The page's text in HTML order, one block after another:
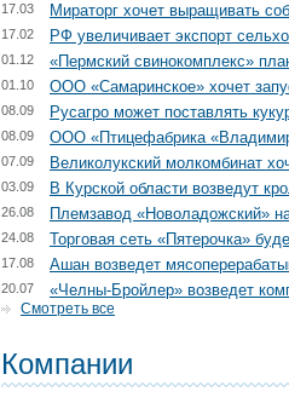
Мираторг хочет выращивать
17.03
РФ увеличивает экспорт
17.02
«Пермский свинокомплекс»
01.12
ООО «Самаринское» хочет
01.10
Русагро может поставлять
08.09
ООО «Птицефабрика
08.09
Великолукский молкомбинат
07.09
В Курской области возведут
03.09
Племзавод «Новоладожский»
26.08
Торговая сеть «Пятерочка»
24.08
Ашан возведет
17.08
«Челны-Бройлер» возведет
20.07
Смотреть все
Компании